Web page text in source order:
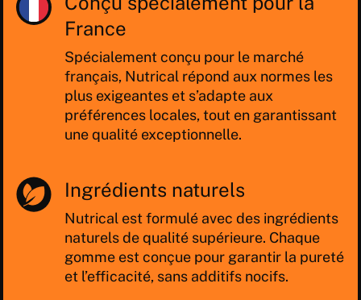
France
Spécialement conçu pour le marché
français, Nutrical répond aux normes les
plus exigeantes et s’adapte aux
préférences locales, tout en garantissant
une qualité exceptionnelle.
Ingrédients naturels
Nutrical est formulé avec des ingrédients
naturels de qualité supérieure. Chaque
gomme est conçue pour garantir la pureté
et l’efficacité, sans additifs nocifs.